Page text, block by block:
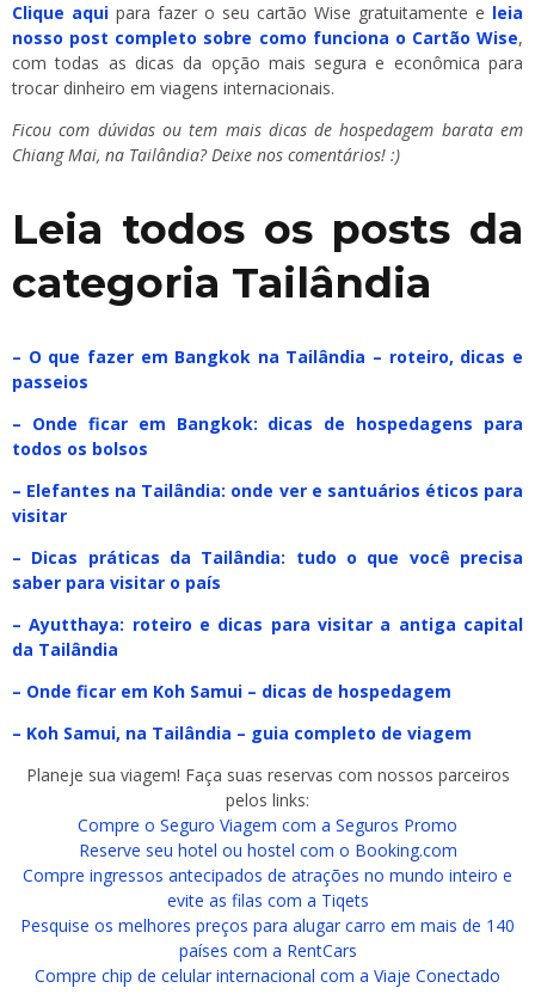
Clique aqui para fazer o seu cartão Wise gratuitamente e leia
nosso post completo sobre como funciona o Cartão Wise,
com todas as dicas da opção mais segura e econômica para
trocar dinheiro em viagens internacionais.
Ficou com dúvidas ou tem mais dicas de hospedagem barata em
Chiang Mai, na Tailândia? Deixe nos comentários! :)
Leia todos os posts da
categoria Tailândia
– O que fazer em Bangkok na Tailândia – roteiro, dicas e
passeios
– Onde ficar em Bangkok: dicas de hospedagens para
todos os bolsos
– Elefantes na Tailândia: onde ver e santuários éticos para
visitar
– Dicas práticas da Tailândia: tudo o que você precisa
saber para visitar o país
– Ayutthaya: roteiro e dicas para visitar a antiga capital
da Tailândia
– Onde ficar em Koh Samui – dicas de hospedagem
– Koh Samui, na Tailândia – guia completo de viagem
Planeje sua viagem! Faça suas reservas com nossos parceiros
pelos links:
Compre o Seguro Viagem com a Seguros Promo
Reserve seu hotel ou hostel com o Booking.com
Compre ingressos antecipados de atrações no mundo inteiro e
evite as filas com a Tiqets
Pesquise os melhores preços para alugar carro em mais de 140
países com a RentCars
Compre chip de celular internacional com a Viaje Conectado